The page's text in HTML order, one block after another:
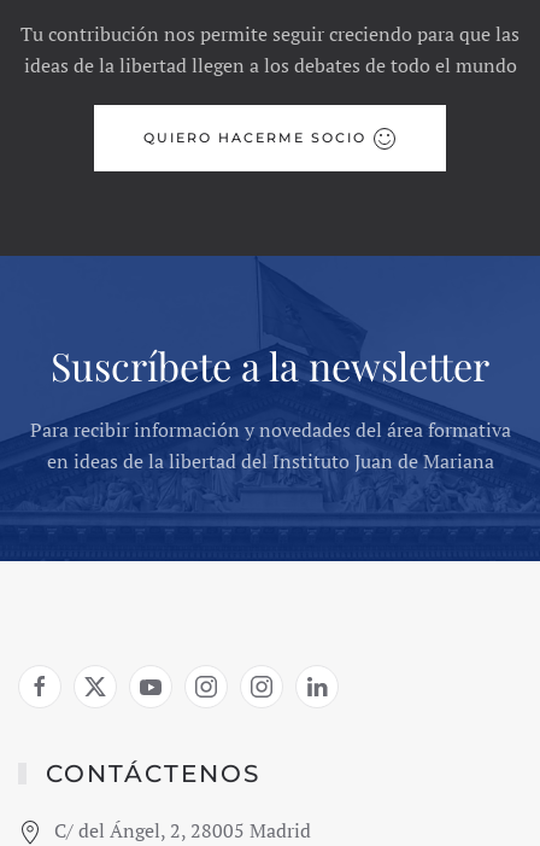
Tu contribución nos permite seguir creciendo para que las
ideas de la libertad llegen a los debates de todo el mundo
QUIERO HACERME SOCIO
Suscríbete a la newsletter
Para recibir información y novedades del área formativa
en ideas de la libertad del Instituto Juan de Mariana
CONTÁCTENOS
C/ del Ángel, 2, 28005 Madrid